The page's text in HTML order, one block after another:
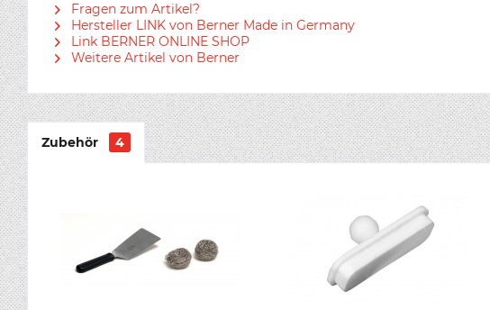
Fragen zum Artikel?
Hersteller LINK von Berner Made in Germany
Link BERNER ONLINE SHOP
Weitere Artikel von Berner
Zubehör 4